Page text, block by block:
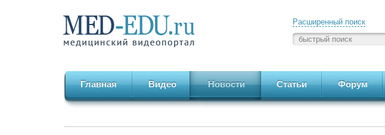
Расширенный поиск
Главная Видео Новости Статьи Форум